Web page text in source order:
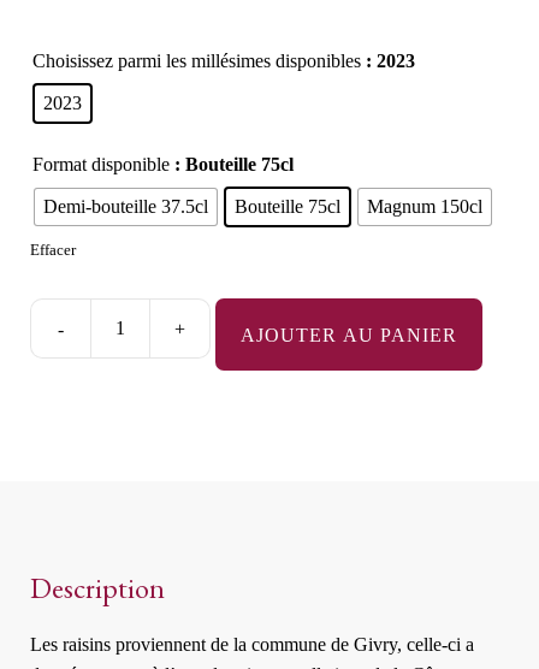
Choisissez parmi les millésimes disponibles : 2023
2023
Format disponible : Bouteille 75cl
Demi-bouteille 37.5cl Bouteille 75cl Magnum 150cl
Effacer
-
quantité
de
+ AJOUTER AU PANIER
Description
Les raisins proviennent de la commune de Givry, celle-ci a